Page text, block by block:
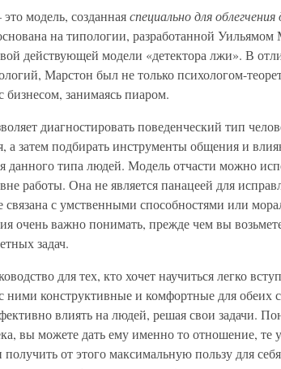
модель, созданнаяспециально для
на типологии, разработанной
действующей модели «детектора лжи». В
Марстон был не только психологом-
бизнесом, занимаясь пиаром.
диагностировать поведенческий тип
а затем подбирать инструменты общения и
данного типа людей. Модель отчасти можно
работы. Она не является панацеей для
связана с умственными способностями или
очень важно понимать, прежде чем вы
задач.
для тех, кто хочет научиться легко
ними конструктивные и комфортные для обеих
влиять на людей, решая свои задачи.
вы можете дать ему именно то отношение, те
от этого максимальную пользу для